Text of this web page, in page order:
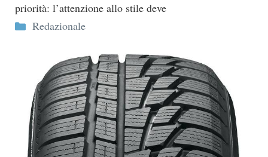
priorità: l’attenzione allo stile deve
Categorie
Redazionale